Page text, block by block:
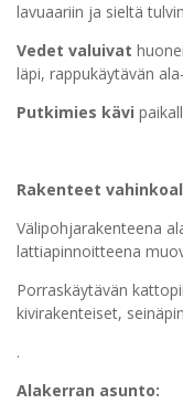
lavuaariin ja sieltä
Vedet valuivat
läpi, rappukäytävän
Putkimies kävi
Rakenteet
Välipohjarakenteena
lattiapinnoitteena
Porraskäytävän
kivirakenteiset,
.
Alakerran asunto: